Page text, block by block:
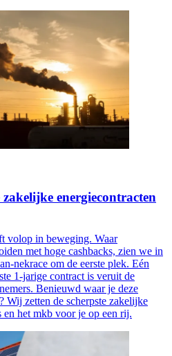
energiecontracten
volop in beweging. Waar
met hoge cashbacks, zien we in
nekrace om de eerste plek. Eén
1-jarige contract is veruit de
Benieuwd waar je deze
Wij zetten de scherpste zakelijke
en het mkb voor je op een rij.